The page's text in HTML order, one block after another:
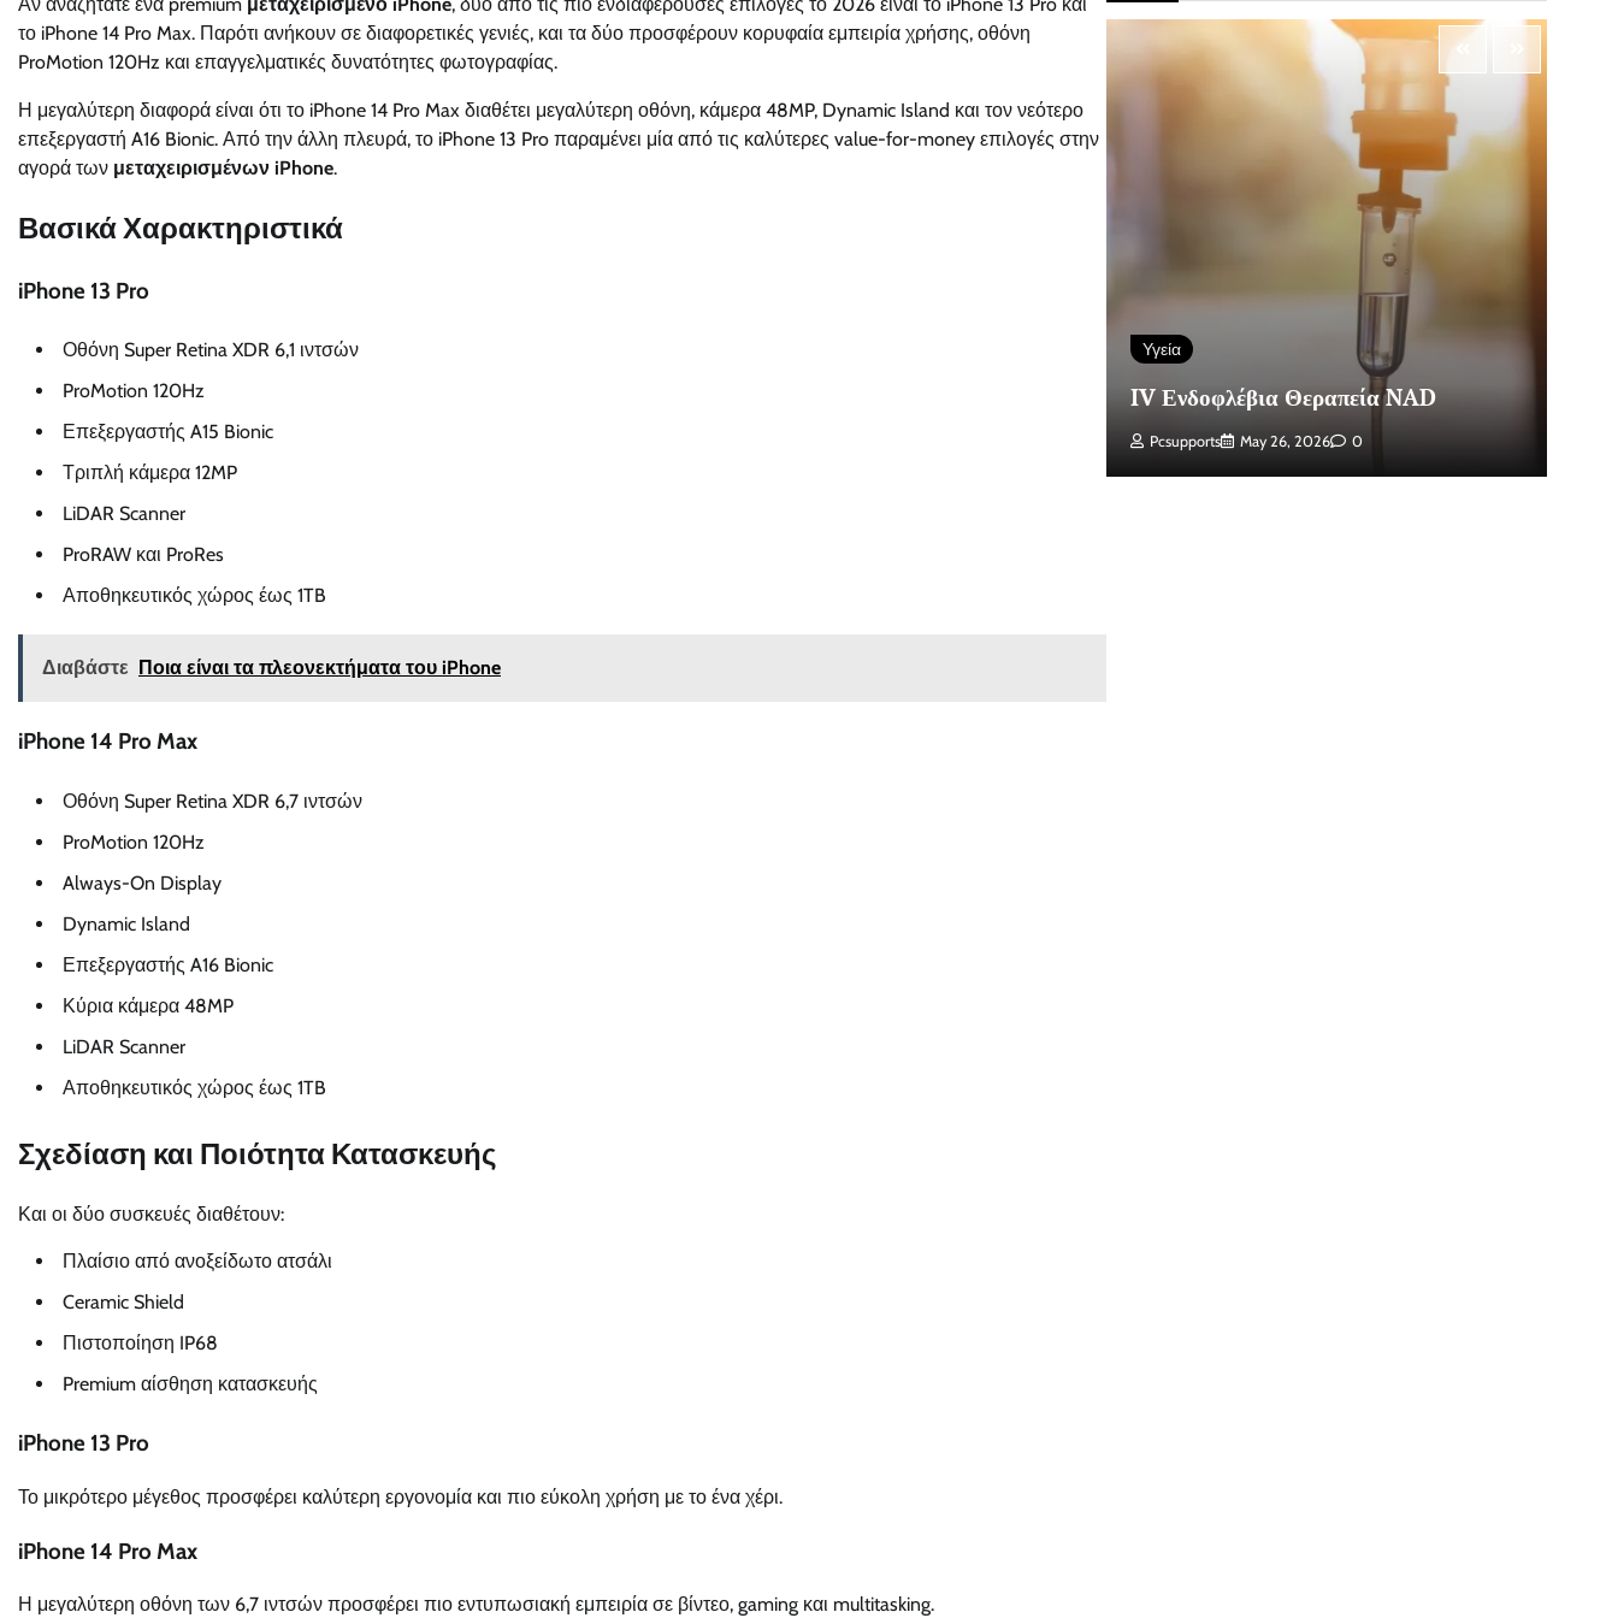
το iPhone 14 Pro Max. Παρότι ανήκουν σε διαφορετικές γενιές, και τα δύο προσφέρουν κορυφαία εμπειρία χρήσης, οθόνη
ProMotion 120Hz και επαγγελματικές δυνατότητες φωτογραφίας.
Η μεγαλύτερη διαφορά είναι ότι το iPhone 14 Pro Max διαθέτει μεγαλύτερη οθόνη, κάμερα 48MP, Dynamic Island και τον νεότερο
επεξεργαστή A16 Bionic. Από την άλλη πλευρά, το iPhone 13 Pro παραμένει μία από τις καλύτερες value-for-money επιλογές στην
αγορά των μεταχειρισμένων iPhone.
Βασικά Χαρακτηριστικά
iPhone 13 Pro
Οθόνη Super Retina XDR 6,1 ιντσών
ProMotion 120Hz
Επεξεργαστής A15 Bionic
Τριπλή κάμερα 12MP
LiDAR Scanner
ProRAW και ProRes
Αποθηκευτικός χώρος έως 1TB
Διαβάστε Ποια είναι τα πλεονεκτήματα του iPhone
iPhone 14 Pro Max
Οθόνη Super Retina XDR 6,7 ιντσών
ProMotion 120Hz
Always-On Display
Dynamic Island
Επεξεργαστής A16 Bionic
Κύρια κάμερα 48MP
LiDAR Scanner
Αποθηκευτικός χώρος έως 1TB
Σχεδίαση και Ποιότητα Κατασκευής
Και οι δύο συσκευές διαθέτουν:
Πλαίσιο από ανοξείδωτο ατσάλι
Ceramic Shield
Πιστοποίηση IP68
Premium αίσθηση κατασκευής
iPhone 13 Pro
Το μικρότερο μέγεθος προσφέρει καλύτερη εργονομία και πιο εύκολη χρήση με το ένα χέρι.
iPhone 14 Pro Max
Η μεγαλύτερη οθόνη των 6,7 ιντσών προσφέρει πιο εντυπωσιακή εμπειρία σε βίντεο, gaming και multitasking.
Υγεία
IV Ενδοφλέβια Θεραπεία NAD
Pcsupports May 26, 2026 0